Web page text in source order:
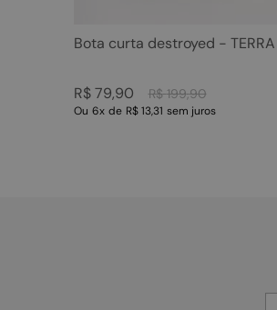
Bota curta destroyed - TERRA
R$ 199,90
R$ 79,90
Ou 6x de R$ 13,31 sem juros